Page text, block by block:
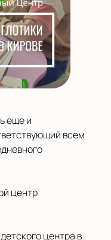
еще и
всем
центр
центра в